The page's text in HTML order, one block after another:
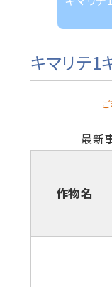
キマリテ1
最新
作物名